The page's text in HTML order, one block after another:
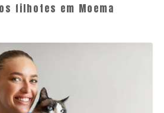
filhotes em Moema